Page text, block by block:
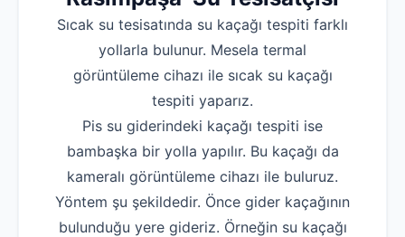
Sıcak su tesisatında su kaçağı tespiti farklı
yollarla bulunur. Mesela termal
görüntüleme cihazı ile sıcak su kaçağı
tespiti yaparız.
Pis su giderindeki kaçağı tespiti ise
bambaşka bir yolla yapılır. Bu kaçağı da
kameralı görüntüleme cihazı ile buluruz.
Yöntem şu şekildedir. Önce gider kaçağının
bulunduğu yere gideriz. Örneğin su kaçağı